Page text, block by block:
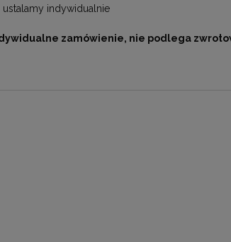
indywidualnie
zamówienie, nie podlega